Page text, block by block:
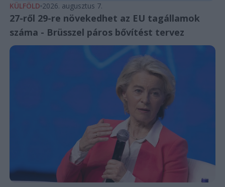
KÜLFÖLD 2026. augusztus 7.
27-ről 29-re növekedhet az EU tagállamok
száma - Brüsszel páros bővítést tervez